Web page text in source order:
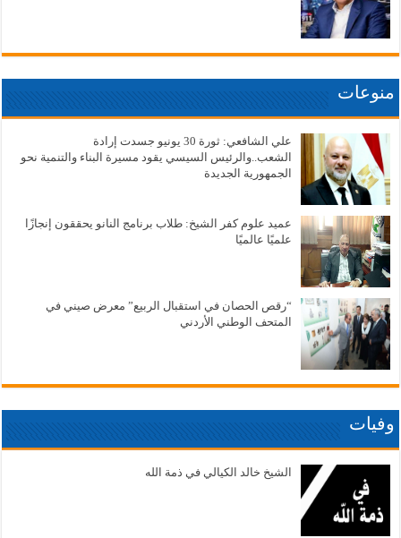
منوعات
علي الشافعي: ثورة 30 يونيو جسدت إرادة
الشعب..والرئيس السيسي يقود مسيرة البناء والتنمية نحو
الجمهورية الجديدة
عميد علوم كفر الشيخ: طلاب برنامج النانو يحققون إنجازًا
علميًا عالميًا
“رقص الحصان في استقبال الربيع” معرض صيني في
المتحف الوطني الأردني
وفيات
الشيخ خالد الكيالي في ذمة الله